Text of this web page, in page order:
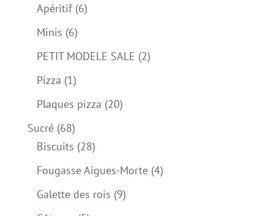
produits
Apéritif 66
Minis 66
produits
PETIT MODELE SALE 22
Pizza 11
produit
Plaques pizza 2020
Sucré 6868
produits
Biscuits 2828
produits
Fougasse Aigues-Morte 44
Galette des rois 99